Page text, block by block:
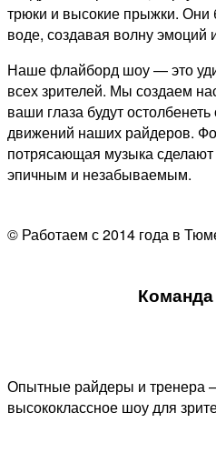
трюки и высокие прыжки. Они
воде, создавая волну эмоций
Наше флайборд шоу — это
всех зрителей. Мы создаем
ваши глаза будут
движений наших райдеров.
потрясающая музыка
эпичным и незабываемым.
© Работаем с 2014 года в
Команда
Опытные райдеры и тренера
высококлассное шоу для